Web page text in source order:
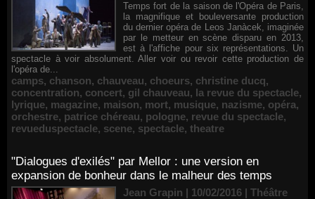
Temps fort de la saison de l'Opéra de Paris,
la magnifique et bouleversante production
du dernier opéra de Leos Janàcek, imaginée
par le metteur en scène disparu en 2013,
est à l'affiche pour six représentations. Un
spectacle à voir absolument. Aller voir ou revoir cette production de
l'opéra de...
camps, chanson, chauveau, choeurs, christine ducq,
concentration, concert, gil chauveau, la revue du spectacle,
lyrique, magazine, maison, mort, musique, nazisme, opéra,
orchestre, patrice chéreau, pologne, revue du spectacle,
revueduspectacle, scene, spectacle, theatre
"Dialogues d'exilés" par Mellor : une version en
expansion de bonheur dans le malheur des temps
Jean Grapin | 10/02/2016 | Théâtre